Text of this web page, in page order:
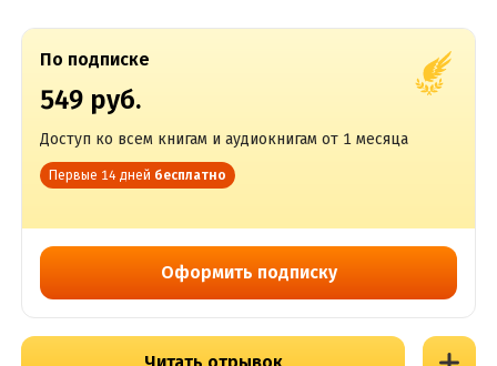
По подписке
549 руб.
Доступ ко всем книгам и аудиокнигам от 1 месяца
Первые 14 дней бесплатно
Оформить подписку